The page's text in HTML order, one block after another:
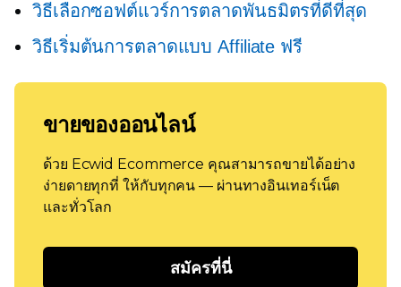
วิธีเลือกซอฟต์แวร์การตลาดพันธมิตรที่ดีที่สุด
วิธีเริ่มต้นการตลาดแบบ Affiliate ฟรี
ขายของออนไลน์
ด้วย Ecwid Ecommerce คุณสามารถขายได้อย่าง
ง่ายดายทุกที่ ให้กับทุกคน — ผ่านทางอินเทอร์เน็ต
และทั่วโลก
สมัครที่นี่